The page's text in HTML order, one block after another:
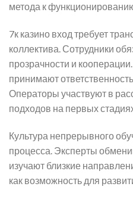
метода к
7к казино вход требует
коллектива. Сотрудники
прозрачности и
принимают
Операторы участвуют в
подходов на первых
Культура непрерывного
процесса. Эксперты
изучают близкие
как возможность для